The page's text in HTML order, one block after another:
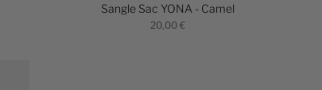
Sangle Sac YONA - Camel
20,00 €